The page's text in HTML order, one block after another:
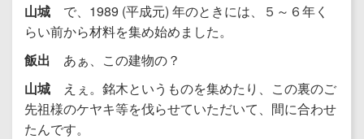
山城 で、1989 (平成元) 年のときには、５～６年く
らい前から材料を集め始めました。
飯出 あぁ、この建物の？
山城 えぇ。銘木というものを集めたり、この裏のご
先祖様のケヤキ等を伐らせていただいて、間に合わせ
たんです。